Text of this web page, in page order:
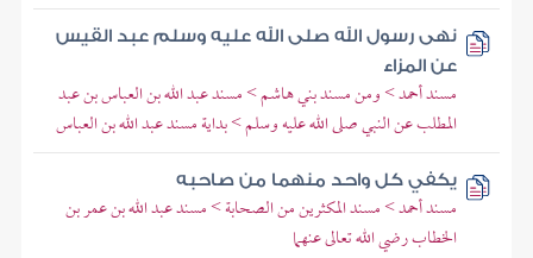
نهى رسول الله صلى الله عليه وسلم عبد القيس
عن المزاء
مسند أحمد > ومن مسند بني هاشم > مسند عبد الله بن العباس بن عبد
المطلب عن النبي صلى الله عليه وسلم > بداية مسند عبد الله بن العباس
يكفي كل واحد منهما من صاحبه
مسند أحمد > مسند المكثرين من الصحابة > مسند عبد الله بن عمر بن
الخطاب رضي الله تعالى عنهما